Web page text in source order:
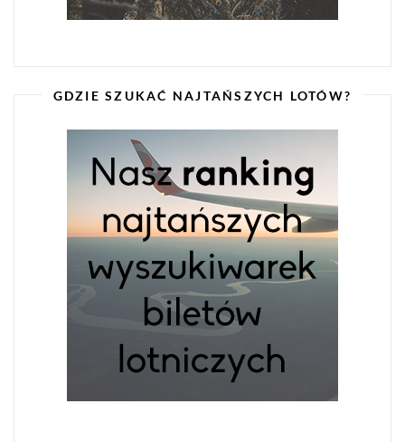
GDZIE SZUKAĆ NAJTAŃSZYCH LOTÓW?